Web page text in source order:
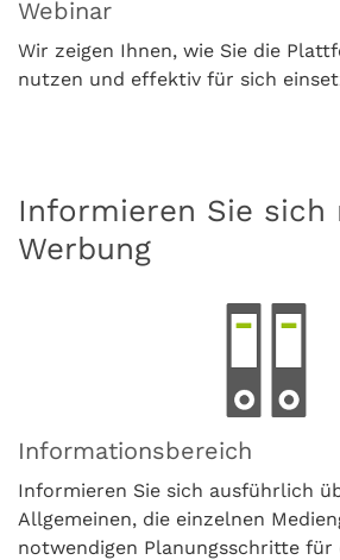
Webinar
Wir zeigen Ihnen, wie Sie die
nutzen und effektiv für sich
Informieren Sie sich
Werbung
Informationsbereich
Informieren Sie sich ausführlich
Allgemeinen, die einzelnen
notwendigen Planungsschritte für